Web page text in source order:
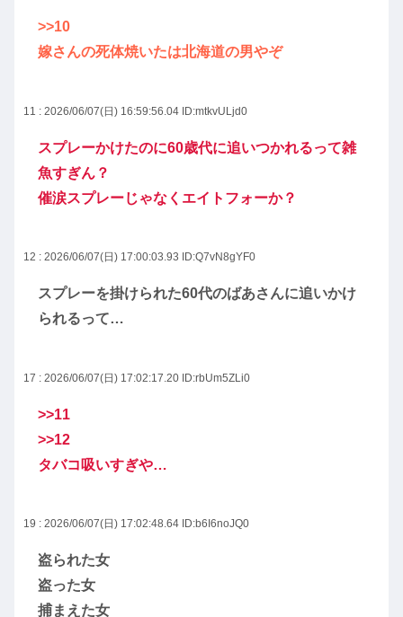
>>10
嫁さんの死体焼いたは北海道の男やぞ
11 : 2026/06/07(日) 16:59:56.04 ID:mtkvULjd0
スプレーかけたのに60歳代に追いつかれるって雑
魚すぎん？
催涙スプレーじゃなくエイトフォーか？
12 : 2026/06/07(日) 17:00:03.93 ID:Q7vN8gYF0
スプレーを掛けられた60代のばあさんに追いかけ
られるって…
17 : 2026/06/07(日) 17:02:17.20 ID:rbUm5ZLi0
>>11
>>12
タバコ吸いすぎや…
19 : 2026/06/07(日) 17:02:48.64 ID:b6I6noJQ0
盗られた女
盗った女
捕まえた女